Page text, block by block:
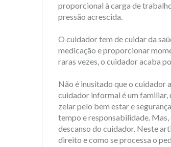
proporcional à carga de
pressão acrescida.
O cuidador tem de cuidar da
medicação e proporcionar
raras vezes, o cuidador acaba
Não é inusitado que o cuidador
cuidador informal é um familiar,
zelar pelo bem estar e
tempo e responsabilidade.
descanso do cuidador. Neste
direito e como se processa o